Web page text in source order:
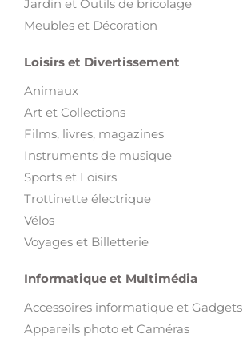
Jardin et Outils de bricolage
Meubles et Décoration
Loisirs et Divertissement
Animaux
Art et Collections
Films, livres, magazines
Instruments de musique
Sports et Loisirs
Trottinette électrique
Vélos
Voyages et Billetterie
Informatique et Multimédia
Accessoires informatique et Gadgets
Appareils photo et Caméras